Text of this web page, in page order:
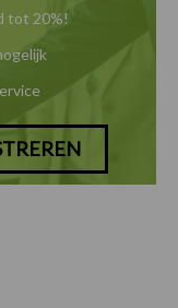
tot 20%!